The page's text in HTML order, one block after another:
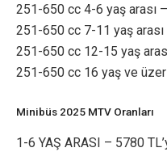
251-650 cc 4-6 yaş arası
251-650 cc 7-11 yaş
251-650 cc 12-15 yaş
251-650 cc 16 yaş ve
Minibüs 2025 MTV Oranları
1-6 YAŞ ARASI – 5780